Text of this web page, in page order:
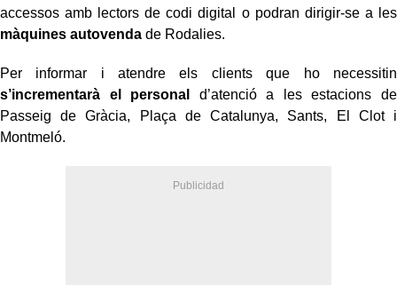
accessos amb lectors de codi digital o podran dirigir-se a les
màquines autovenda de Rodalies.
Per informar i atendre els clients que ho necessitin
s’incrementarà el personal
d’atenció a les estacions de
Passeig de Gràcia, Plaça de Catalunya, Sants, El Clot i
Montmeló.